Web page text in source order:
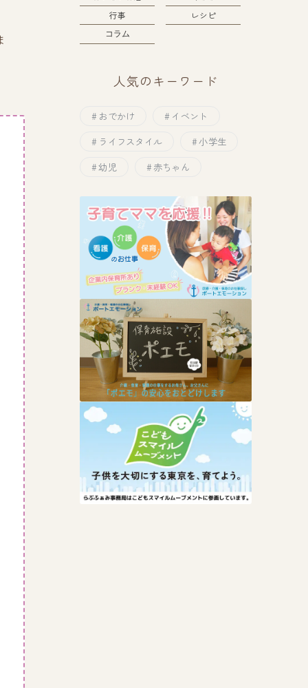
行事
レシピ
コラム
人気のキーワード
おでかけ
イベント
ライフスタイル
小学生
幼児
赤ちゃん